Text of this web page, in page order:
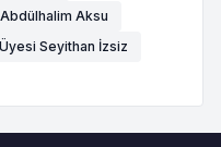
Aksu
Seyithan İzsiz